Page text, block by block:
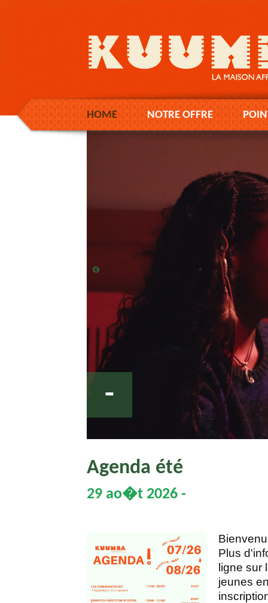
HOME NOTRE OFFRE
-
Agenda été
29 ao�t 2026 -
Plus
ligne sur
jeunes